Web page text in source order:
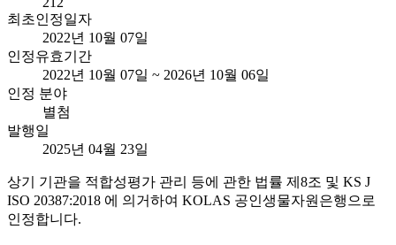
최초인정일자
2022년 10월 07일
인정유효기간
2022년 10월 07일 ~ 2026년 10월 06일
인정 분야
별첨
발행일
2025년 04월 23일
상기 기관을 적합성평가 관리 등에 관한 법률 제8조 및 KS J
ISO 20387:2018 에 의거하여 KOLAS 공인생물자원은행으로
인정합니다.